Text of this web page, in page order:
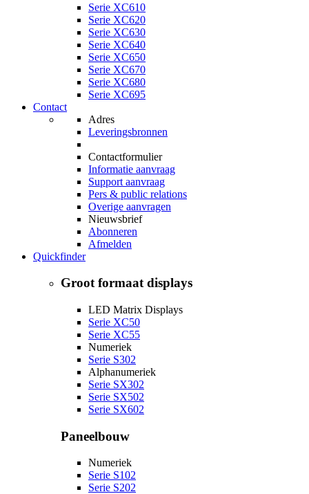
Serie XC610
Serie XC620
Serie XC630
Serie XC640
Serie XC650
Serie XC670
Serie XC680
Serie XC695
Contact
Adres
Leveringsbronnen
Contactformulier
Informatie aanvraag
Support aanvraag
Pers & public relations
Overige aanvragen
Nieuwsbrief
Abonneren
Afmelden
Quickfinder
Groot formaat displays
LED Matrix Displays
Serie XC50
Serie XC55
Numeriek
Serie S302
Alphanumeriek
Serie SX302
Serie SX502
Serie SX602
Paneelbouw
Numeriek
Serie S102
Serie S202